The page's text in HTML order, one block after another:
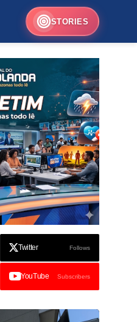
STORIES
Twitter Follows
YouTube Subscribers